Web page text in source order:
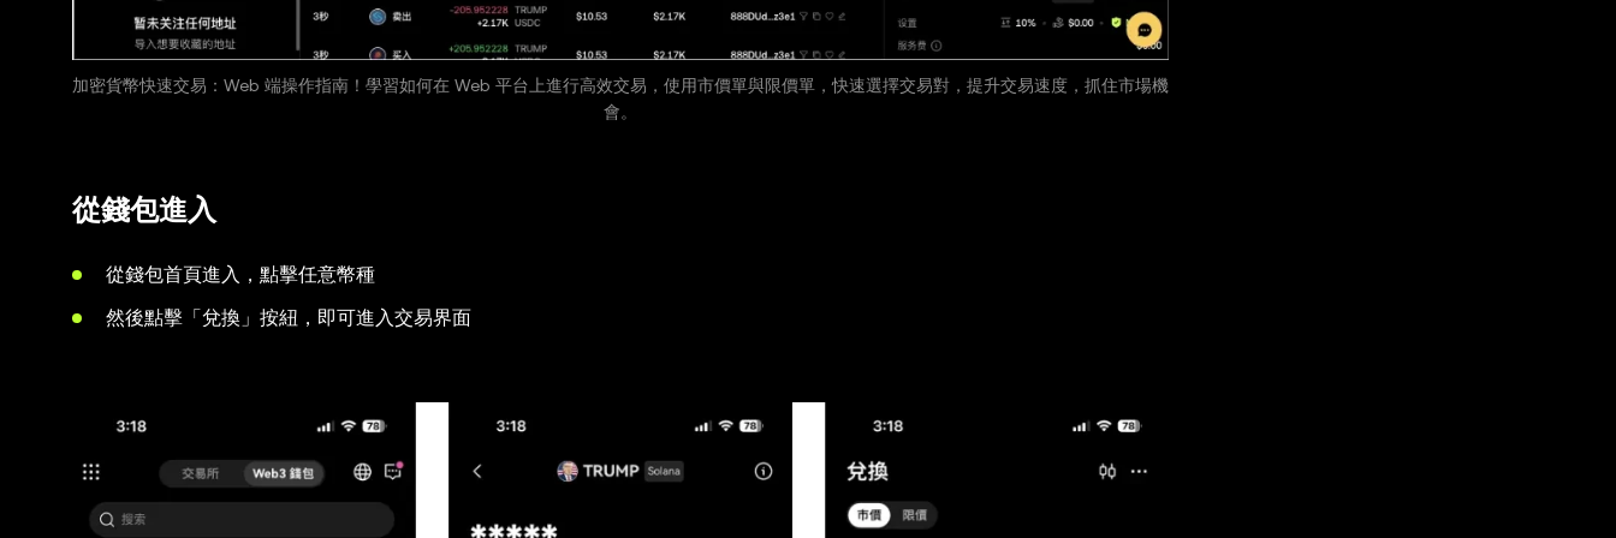
加密貨幣快速交易：Web 端操作指南！學習如何在 Web 平台上進行高效交易，使用市價單與限價單，快速選擇交易對，提升交易速度，抓住市場機
會。
從錢包進入
從錢包首頁進入，點擊任意幣種
然後點擊「兌換」按紐，即可進入交易界面